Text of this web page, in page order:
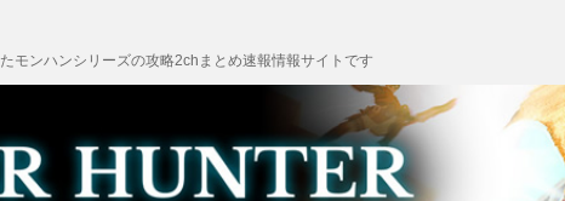
モンハンシリーズの攻略2chまとめ速報情報サイトです